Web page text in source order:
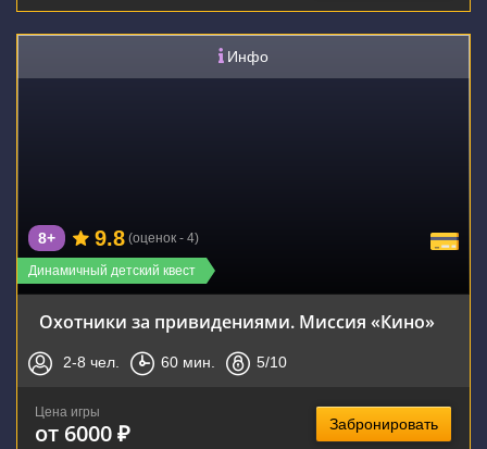
Инфо
Динамичный детский квест
8+ 9.8 (оценок - 4)
Охотники за привидениями. Миссия «Кино»
2-8 чел. 60 мин. 5/10
Цена игры
от 6000 ₽ Забронировать